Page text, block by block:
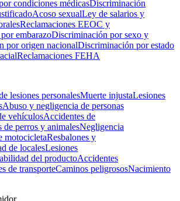
condiciones médicasDiscriminación
Acoso sexualLey de salarios y
Reclamaciones EEOC y
embarazoDiscriminación por sexo y
por origen nacionalDiscriminación por estado
Reclamaciones FEHA
lesiones personalesMuerte injustaLesiones
Abuso y negligencia de personas
vehículosAccidentes de
de perros y animalesNegligencia
motocicletaResbalones y
de localesLesiones
del productoAccidentes
de transporteCaminos peligrososNacimiento